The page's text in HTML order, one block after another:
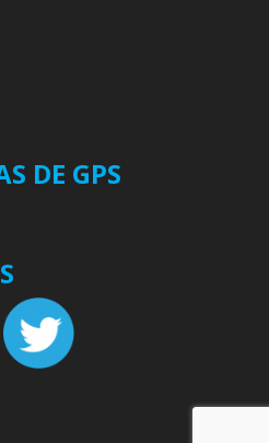
DE GPS